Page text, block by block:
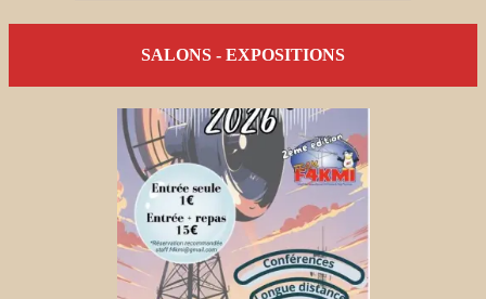
SALONS - EXPOSITIONS